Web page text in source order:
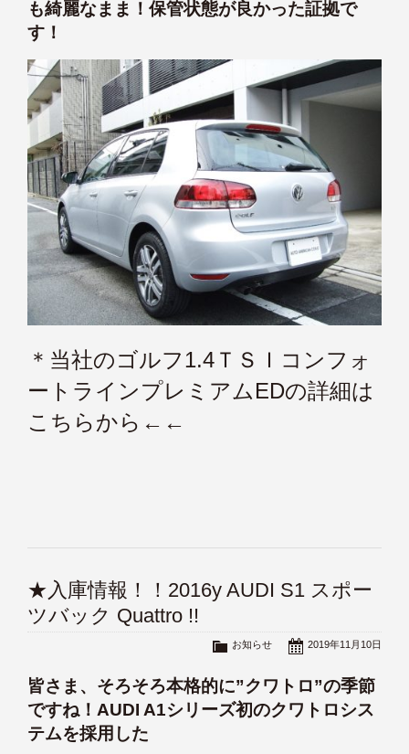
も綺麗なまま！保管状態が良かった証拠で
す！
＊ 当社のゴルフ1.4ＴＳＩコンフォ
ートラインプレミアムEDの詳細は
こちらから←←
★入庫情報！！2016y AUDI S1 スポー
ツバック Quattro !!
2019年11月10日
お知らせ
皆さま、そろそろ本格的に”クワトロ”の季節
ですね！AUDI A1シリーズ初のクワトロシス
テムを採用した